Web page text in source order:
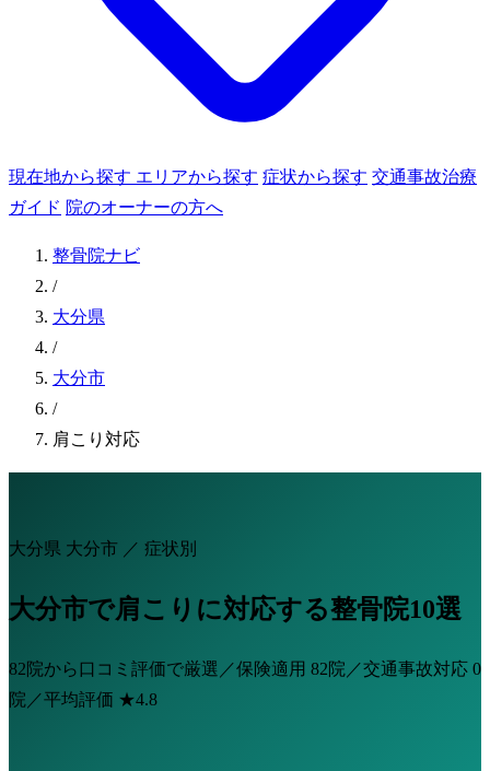
現在地から探す エリアから探す 症状から探す 交通事故治療
ガイド 院のオーナーの方へ
整骨院ナビ
/
大分県
/
大分市
/
肩こり対応
大分県 大分市 ／ 症状別
大分市で肩こりに対応する整骨院10選
82院から口コミ評価で厳選／保険適用 82院 ／交通事故対応 0
院 ／平均評価 ★4.8